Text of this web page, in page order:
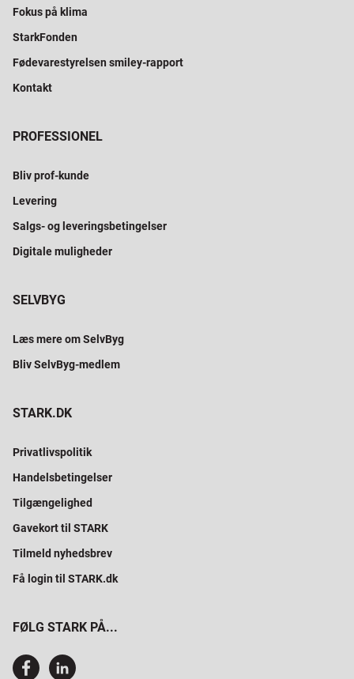
Fokus på klima
StarkFonden
Fødevarestyrelsen smiley-rapport
Kontakt
PROFESSIONEL
Bliv prof-kunde
Levering
Salgs- og leveringsbetingelser
Digitale muligheder
SELVBYG
Læs mere om SelvByg
Bliv SelvByg-medlem
STARK.DK
Privatlivspolitik
Handelsbetingelser
Tilgængelighed
Gavekort til STARK
Tilmeld nyhedsbrev
Få login til STARK.dk
FØLG STARK PÅ...